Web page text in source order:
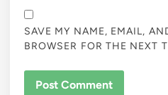
SAVE MY NAME, EMAIL,
BROWSER FOR THE NEXT